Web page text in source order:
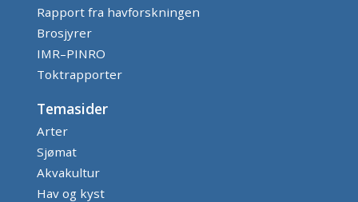
Rapport fra havforskningen
Brosjyrer
IMR–PINRO
Toktrapporter
Temasider
Arter
Sjømat
Akvakultur
Hav og kyst